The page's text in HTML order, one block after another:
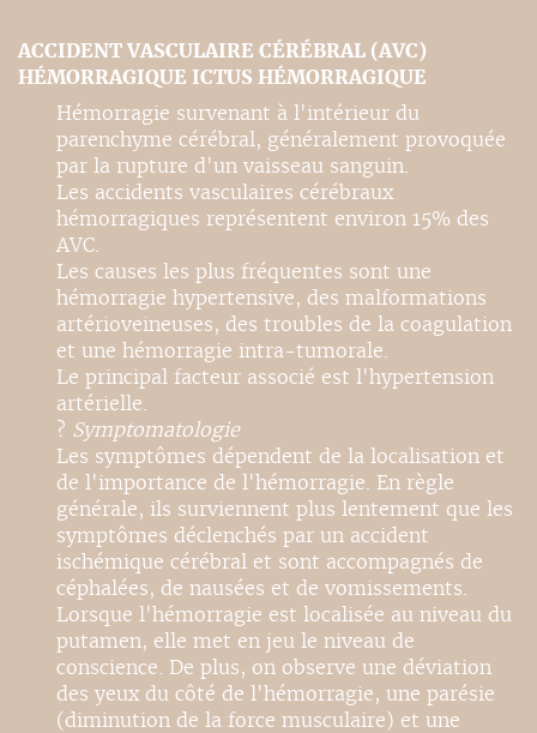
ACCIDENT VASCULAIRE CÉRÉBRAL (AVC)
HÉMORRAGIQUE ICTUS HÉMORRAGIQUE
Hémorragie survenant à l'intérieur du
parenchyme cérébral, généralement provoquée
par la rupture d'un vaisseau sanguin.
Les accidents vasculaires cérébraux
hémorragiques représentent environ 15% des
AVC.
Les causes les plus fréquentes sont une
hémorragie hypertensive, des malformations
artérioveineuses, des troubles de la coagulation
et une hémorragie intra-tumorale.
Le principal facteur associé est l'hypertension
artérielle.
? Symptomatologie
Les symptômes dépendent de la localisation et
de l'importance de l'hémorragie. En règle
générale, ils surviennent plus lentement que les
symptômes déclenchés par un accident
ischémique cérébral et sont accompagnés de
céphalées, de nausées et de vomissements.
Lorsque l'hémorragie est localisée au niveau du
putamen, elle met en jeu le niveau de
conscience. De plus, on observe une déviation
des yeux du côté de l'hémorragie, une parésie
(diminution de la force musculaire) et une